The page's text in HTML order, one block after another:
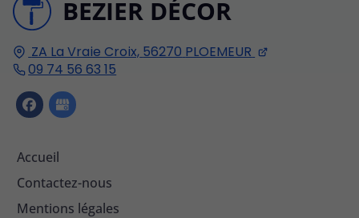
BEZIER DÉCOR
ZA La Vraie Croix, 56270 PLOEMEUR
09 74 56 63 15
Accueil
Contactez-nous
Mentions légales